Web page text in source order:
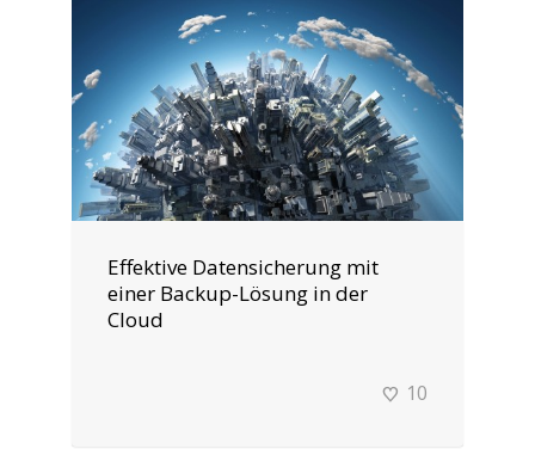
Effektive Datensicherung mit
einer Backup-Lösung in der
Cloud
10